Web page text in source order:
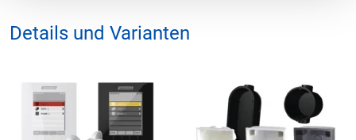
Details und Varianten